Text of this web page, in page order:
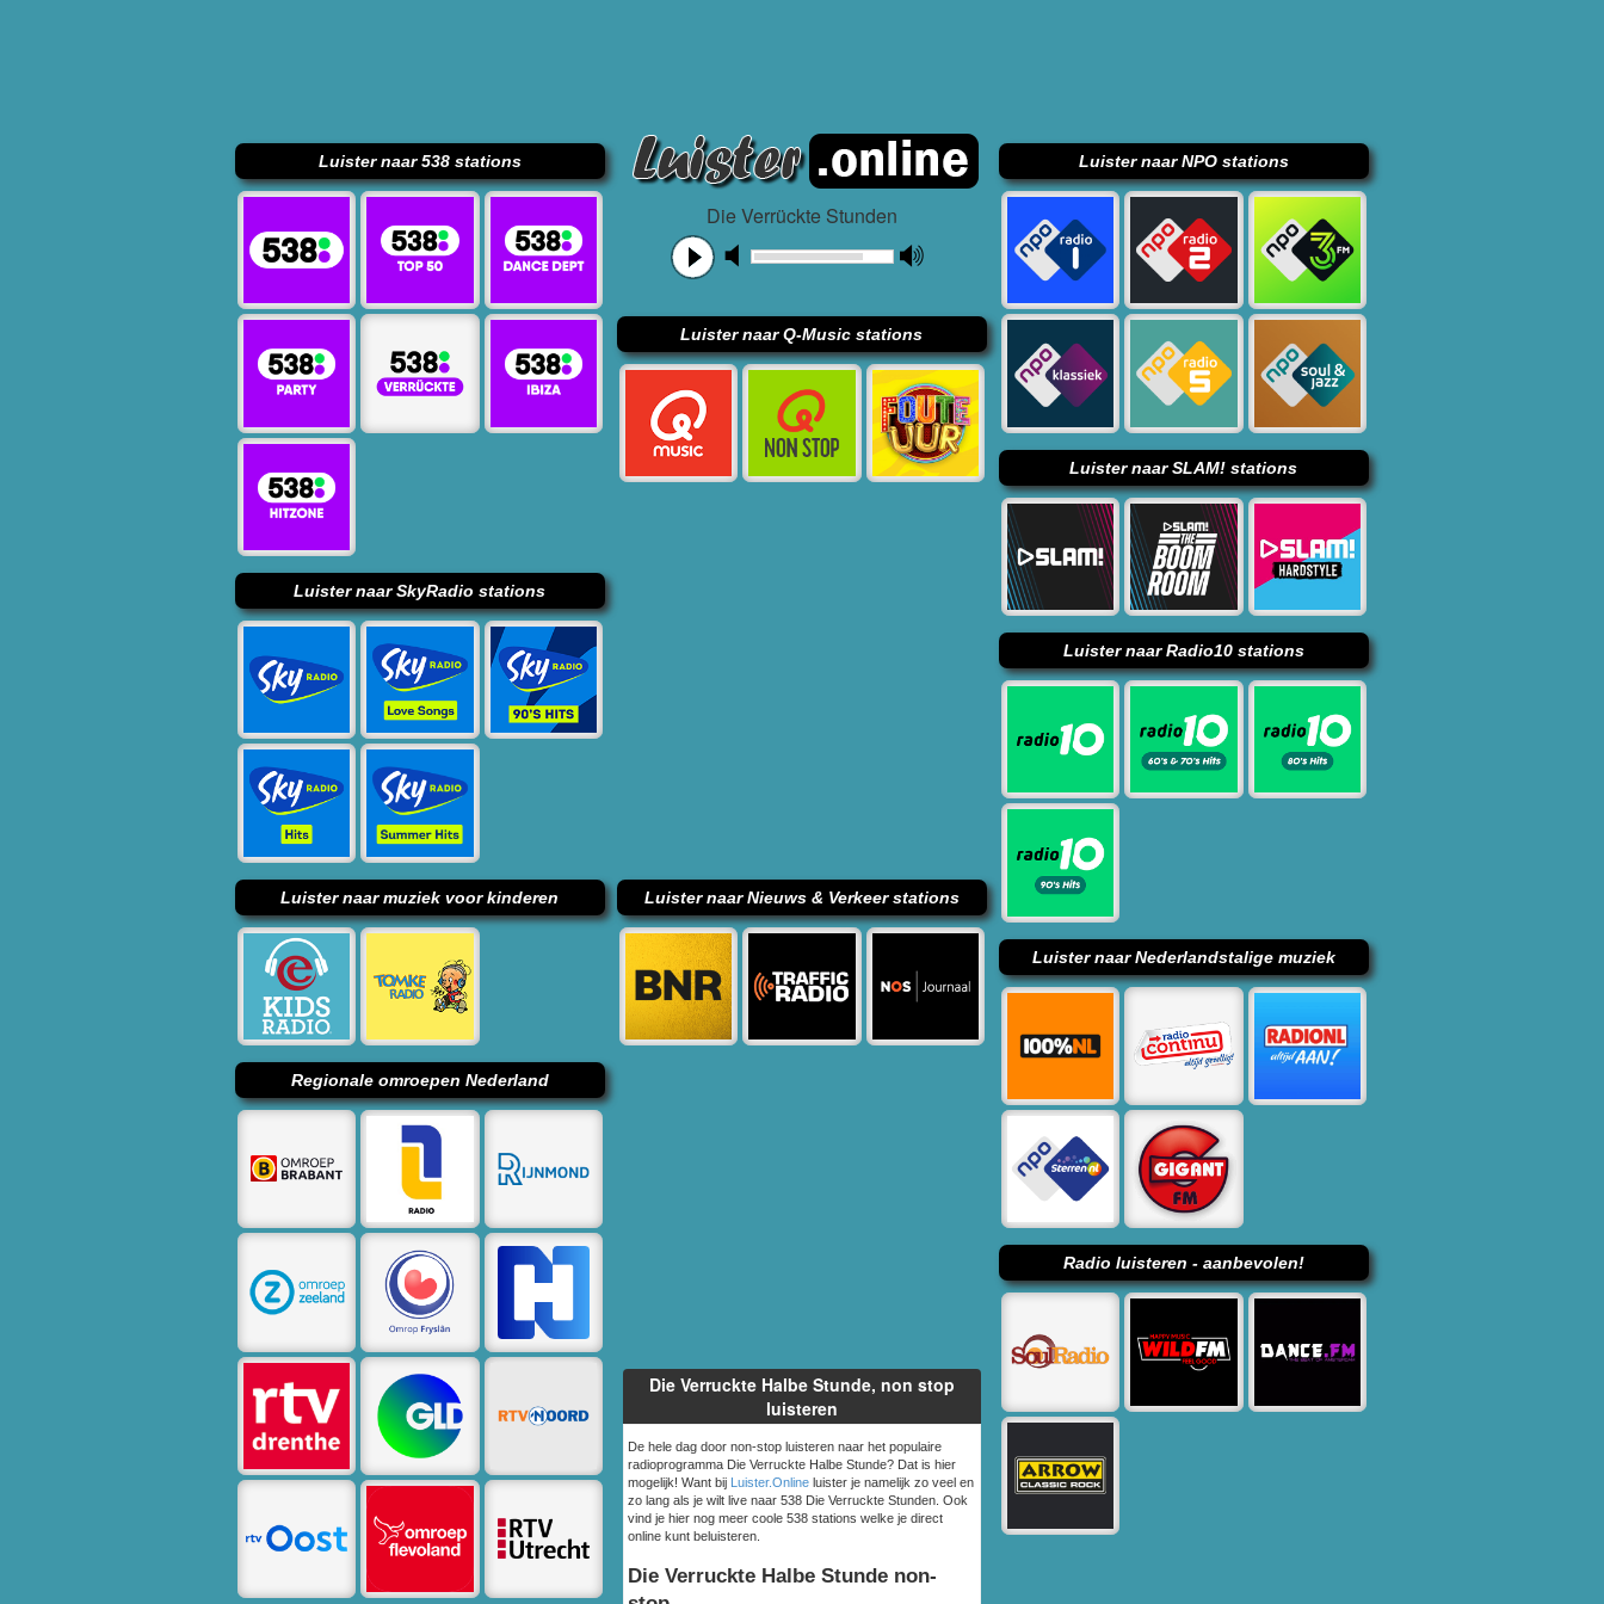
Die Verrückte Stunden
Luister naar Q-Music stations
Luister naar 538 stations
Luister naar SkyRadio stations
Luister naar NPO stations
Luister naar SLAM! stations
Luister naar Radio10 stations
Luister naar muziek voor kinderen
Regionale omroepen Nederland
Luister naar Nieuws & Verkeer stations
Die Verruckte Halbe Stunde, non stop
luisteren
De hele dag door non-stop luisteren naar het populaire
radioprogramma Die Verruckte Halbe Stunde? Dat is hier
mogelijk! Want bij Luister.Onlineluister je namelijk zo veel en
zo lang als je wilt live naar 538 Die Verruckte Stunden. Ook
vind je hier nog meer coole 538 stations welke je direct
online kunt beluisteren.
Die Verruckte Halbe Stunde non-
Luister naar Nederlandstalige muziek
Radio luisteren - aanbevolen!